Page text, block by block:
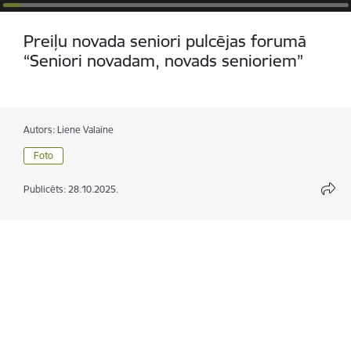
Preiļu novada seniori pulcējas forumā
“Seniori novadam, novads senioriem”
Autors: Liene Valaine
Foto
Publicēts: 28.10.2025.